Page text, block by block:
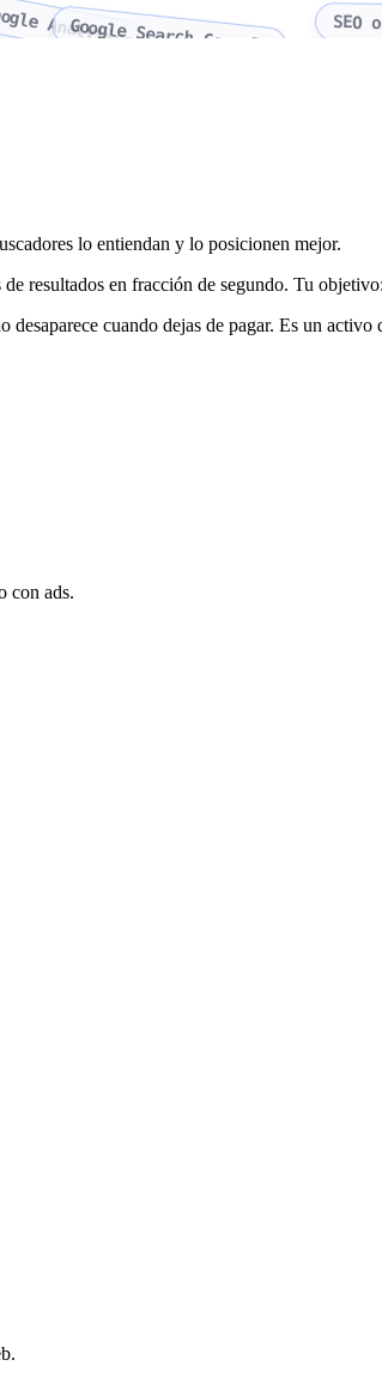
Analytics
Google Search Console SEO
lo entiendan y lo posicionen mejor.
resultados en fracción de segundo. Tu
cuando dejas de pagar. Es un
con ads.